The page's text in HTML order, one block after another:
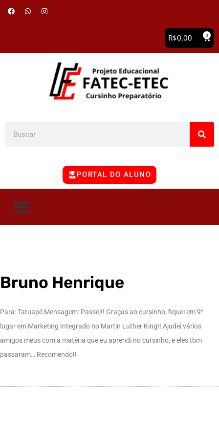
R$0,00 0
PORTAL DO ALUNO
Bruno Henrique
Para: Tatuapé Mensagem: Passei!! Graças ao cursinho, fiquei em 9°
lugar em Marketing Integrado no Martin Luther King!! Ajudei vários
amigos meus com a matéria que eu aprendi no cursinho, e eles tbm
passaram… Recomendo!!